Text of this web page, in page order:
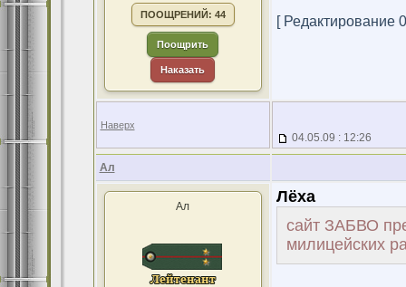
ПООЩРЕНИЙ: 44
Поощрить
Наказать
[ Редактирование
Наверх
04.05.09 : 12:26
Ал
Ал
Лёха
сайт ЗАБВО
милицейских